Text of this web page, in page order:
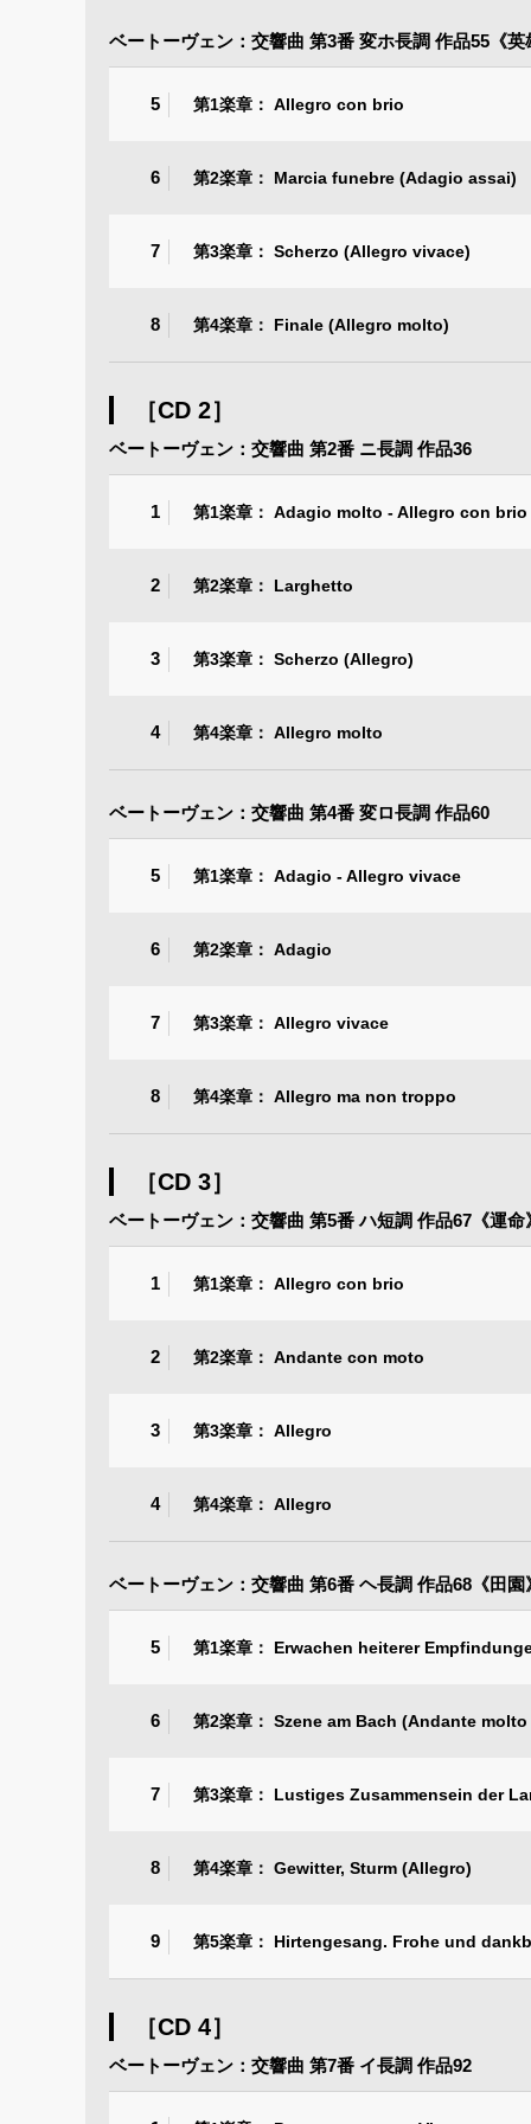
ベートーヴェン：交響曲 第3番 変ホ長調 作品55《英
5 第1楽章： Allegro con brio
6 第2楽章： Marcia funebre (Adagio assai)
7 第3楽章： Scherzo (Allegro vivace)
8 第4楽章： Finale (Allegro molto)
［CD 2］
ベートーヴェン：交響曲 第2番 ニ長調 作品36
1 第1楽章： Adagio molto - Allegro con brio
2 第2楽章： Larghetto
3 第3楽章： Scherzo (Allegro)
4 第4楽章： Allegro molto
ベートーヴェン：交響曲 第4番 変ロ長調 作品60
5 第1楽章： Adagio - Allegro vivace
6 第2楽章： Adagio
7 第3楽章： Allegro vivace
8 第4楽章： Allegro ma non troppo
［CD 3］
ベートーヴェン：交響曲 第5番 ハ短調 作品67《運命
1 第1楽章： Allegro con brio
2 第2楽章： Andante con moto
3 第3楽章： Allegro
4 第4楽章： Allegro
ベートーヴェン：交響曲 第6番 ヘ長調 作品68《田園
5 第1楽章： Erwachen heiterer
6 第2楽章： Szene am Bach (Andante
7 第3楽章： Lustiges Zusammensein der
8 第4楽章： Gewitter, Sturm (Allegro)
9 第5楽章： Hirtengesang. Frohe und
［CD 4］
ベートーヴェン：交響曲 第7番 イ長調 作品92